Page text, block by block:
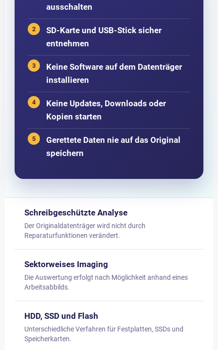
ausschalten
SD-Karte und USB-Stick sicher
entnehmen
Keine Software auf dem Datenträger
installieren
Keine Updates, Downloads oder
Kopien starten
Gerettete Daten nie auf das Original
speichern
Schreibgeschützte Analyse
Der Originaldatenträger wird nicht durch
Reparaturfunktionen verändert.
Sektorweises Imaging
Die Auswertung erfolgt nach Möglichkeit anhand eines
Arbeitsabbilds.
HDD, SSD und Flash
Unterschiedliche Verfahren für Festplatten, SSDs und
Speicherkarten.